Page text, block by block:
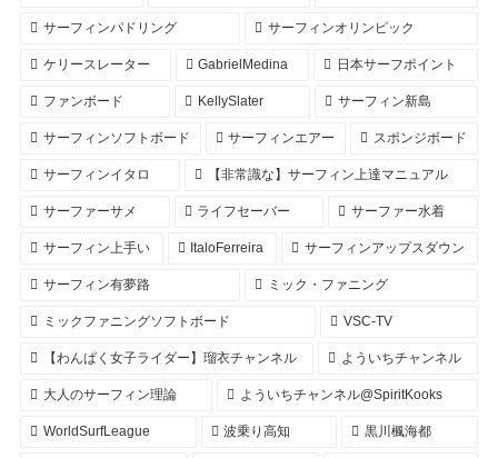
サーフィンパドリング サーフィンオリンピック
ケリースレーター GabrielMedina 日本サーフポイント
ファンボード KellySlater サーフィン新島
サーフィンソフトボード サーフィンエアー スポンジボード
サーフィンイタロ 【非常識な】サーフィン上達マニュアル
サーファーサメ ライフセーバー サーファー水着
サーフィン上手い ItaloFerreira サーフィンアップスダウン
サーフィン有夢路 ミック・ファニング
ミックファニングソフトボード VSC-TV
【わんぱく女子ライダー】瑠衣チャンネル よういちチャンネル
大人のサーフィン理論 よういちチャンネル@SpiritKooks
WorldSurfLeague 波乗り高知 黒川楓海都